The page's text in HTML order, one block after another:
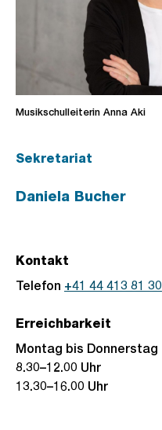
Musikschulleiterin Anna Aki
Sekretariat
Daniela Bucher
Kontakt
Telefon +41 44 413 81 30
Erreichbarkeit
Montag bis Donnerstag
8.30–12.00 Uhr
13.30–16.00 Uhr